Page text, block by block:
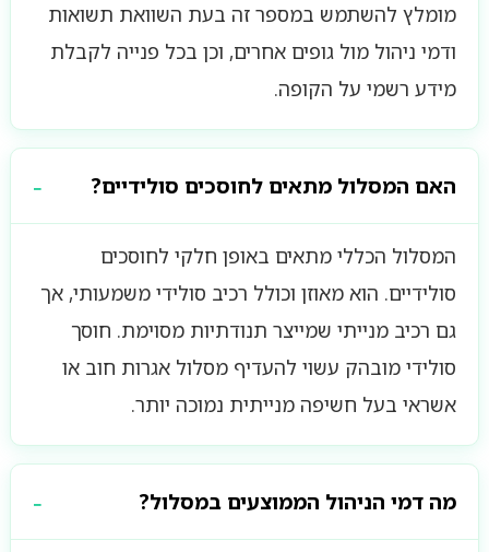
מומלץ להשתמש במספר זה בעת השוואת תשואות
ודמי ניהול מול גופים אחרים, וכן בכל פנייה לקבלת
מידע רשמי על הקופה.
האם המסלול מתאים לחוסכים סולידיים?
המסלול הכללי מתאים באופן חלקי לחוסכים
סולידיים. הוא מאוזן וכולל רכיב סולידי משמעותי, אך
גם רכיב מנייתי שמייצר תנודתיות מסוימת. חוסך
סולידי מובהק עשוי להעדיף מסלול אגרות חוב או
אשראי בעל חשיפה מנייתית נמוכה יותר.
מה דמי הניהול הממוצעים במסלול?